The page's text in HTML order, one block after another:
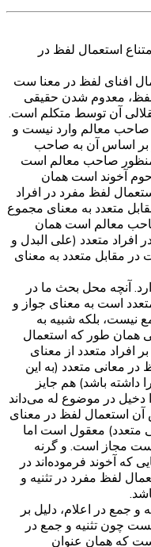
استعمال لفظ در
افنای لفظ در معنا ست
لفظ، معدوم شدن حقیقی
آن توسط متکلم است.
صاحب معالم وارد نیست و
بر اساس آن به صاحب
صاحب معالم است
آخوند است همان
لفظ مفرد در افراد
متعدد به معنای مجموع
معالم است همان
متعدد (علی البدل و
در مقابل متعدد به معنای
آنچه محل بحث ما در
است به معنای جواز و
نیست، بلکه شبیه به
همان طور که استعمال
افراد متعدد از معنای
در معانی متعدد (به این
داشته باشد) هم جایز
در موضوع له می‌داند
استعمال لفظ در معنای
متعدد) معقول است اما
مجاز است. و گرنه
که آخوند فرموده‌اند در
لفظ مفرد در تثنیه و
جمع در اعلام، دلیل بر
چون تثنیه و جمع در
است که همان عنوان